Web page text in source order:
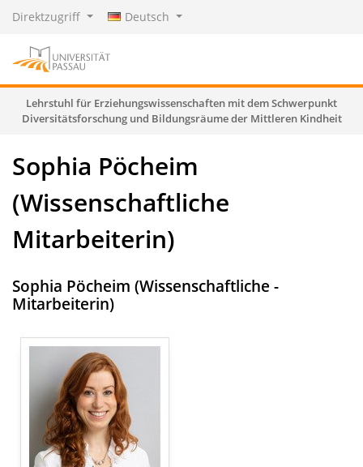
Direktzugriff Deutsch
Lehrstuhl für Erziehungswissenschaften mit dem Schwerpunkt
Diversitätsforschung und Bildungsräume der Mittleren Kindheit
Sophia Pöcheim
(Wissenschaftliche
Mitarbeiterin)
Sophia Pöcheim (Wissenschaftliche ­
Mitarbeiterin)